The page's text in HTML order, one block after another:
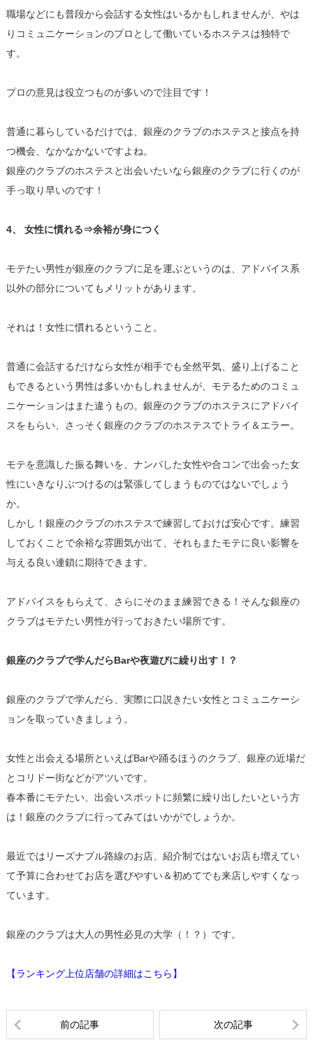
職場などにも普段から会話する女性はいるかもしれませんが、やは
りコミュニケーションのプロとして働いているホステスは独特で
す。
プロの意見は役立つものが多いので注目です！
普通に暮らしているだけでは、銀座のクラブのホステスと接点を持
つ機会、なかなかないですよね。
銀座のクラブのホステスと出会いたいなら銀座のクラブに行くのが
手っ取り早いのです！
4、 女性に慣れる⇒余裕が身につく
モテたい男性が銀座のクラブに足を運ぶというのは、アドバイス系
以外の部分についてもメリットがあります。
それは！女性に慣れるということ。
普通に会話するだけなら女性が相手でも全然平気、盛り上げること
もできるという男性は多いかもしれませんが、モテるためのコミュ
ニケーションはまた違うもの。銀座のクラブのホステスにアドバイ
スをもらい、さっそく銀座のクラブのホステスでトライ＆エラー。
モテを意識した振る舞いを、ナンパした女性や合コンで出会った女
性にいきなりぶつけるのは緊張してしまうものではないでしょう
か。
しかし！銀座のクラブのホステスで練習しておけば安心です。練習
しておくことで余裕な雰囲気が出て、それもまたモテに良い影響を
与える良い連鎖に期待できます。
アドバイスをもらえて、さらにそのまま練習できる！そんな銀座の
クラブはモテたい男性が行っておきたい場所です。
銀座のクラブで学んだらBarや夜遊びに繰り出す！？
銀座のクラブで学んだら、実際に口説きたい女性とコミュニケーシ
ョンを取っていきましょう。
女性と出会える場所といえばBarや踊るほうのクラブ、銀座の近場だ
とコリドー街などがアツいです。
春本番にモテたい、出会いスポットに頻繁に繰り出したいという方
は！銀座のクラブに行ってみてはいかがでしょうか。
最近ではリーズナブル路線のお店、紹介制ではないお店も増えてい
て予算に合わせてお店を選びやすい＆初めてでも来店しやすくなっ
ています。
銀座のクラブは大人の男性必見の大学（！？）です。
【ランキング上位店舗の詳細はこちら】
前の記事 次の記事